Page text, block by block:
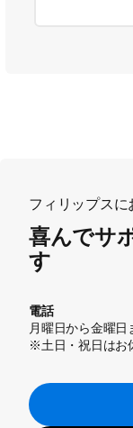
フィリップスに
喜んでサ
す
電話
月曜日から金曜日
※土日・祝日はお